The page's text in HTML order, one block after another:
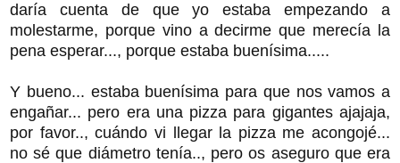
daría cuenta de que yo estaba empezando a
molestarme, porque vino a decirme que merecía la
pena esperar..., porque estaba buenísima.....
Y bueno... estaba buenísima para que nos vamos a
engañar... pero era una pizza para gigantes ajajaja,
por favor.., cuándo vi llegar la pizza me acongojé...
no sé que diámetro tenía.., pero os aseguro que era